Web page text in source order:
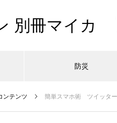
別冊マイカ
防災
ンテンツ 簡単スマホ術 ツイッタ